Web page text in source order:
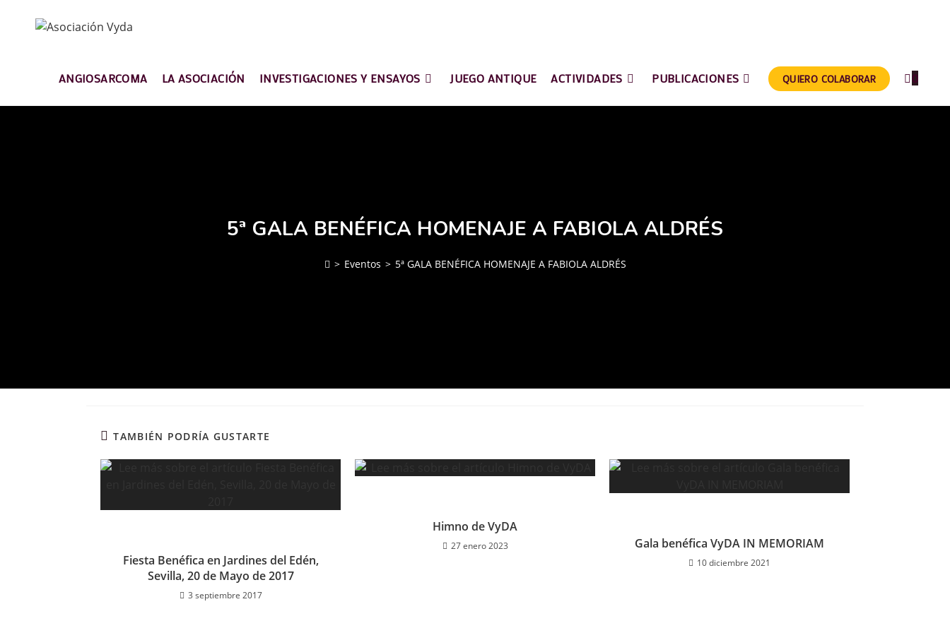
ANGIOSARCOMA LA ASOCIACIÓN INVESTIGACIONES Y ENSAYOS JUEGO ANTIQUE ACTIVIDADES PUBLICACIONES QUIERO COLABORAR 0
5ª GALA BENÉFICA HOMENAJE A FABIOLA ALDRÉS
> Eventos > 5ª GALA BENÉFICA HOMENAJE A FABIOLA ALDRÉS
TAMBIÉN PODRÍA GUSTARTE
Fiesta Benéfica en Jardines del Edén,
Sevilla, 20 de Mayo de 2017
3 septiembre 2017
Himno de VyDA
27 enero 2023 Gala benéfica VyDA IN MEMORIAM
10 diciembre 2021